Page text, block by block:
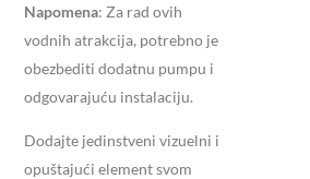
Napomena: Za rad ovih
vodnih atrakcija, potrebno je
obezbediti dodatnu pumpu i
odgovarajuću instalaciju.
Dodajte jedinstveni vizuelni i
opuštajući element svom